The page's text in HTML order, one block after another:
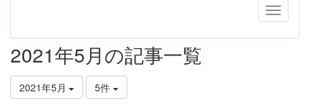
2021年5月の記事一覧
2021年5月 5件